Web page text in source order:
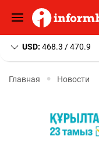
USD: 468.3 / 470.9
Главная Новости